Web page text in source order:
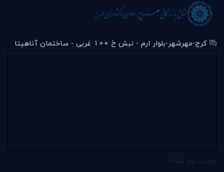
کرج-مهرشهر-بلوار ارم - نبش خ 100 غربی - ساختمان آناهیتا